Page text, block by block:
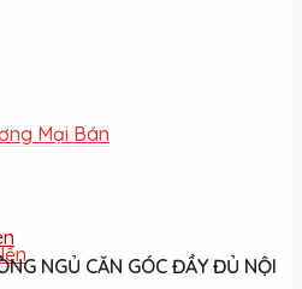
Mại Bán
NGỦ CĂN GÓC ĐẦY ĐỦ NỘI